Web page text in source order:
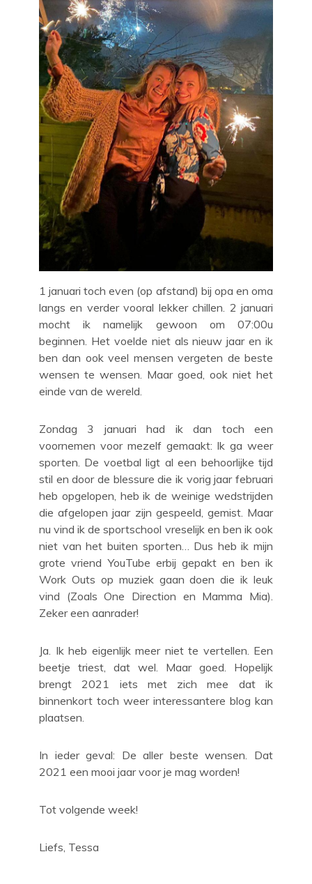
1 januari toch even (op afstand) bij opa en oma
langs en verder vooral lekker chillen. 2 januari
mocht ik namelijk gewoon om 07:00u
beginnen. Het voelde niet als nieuw jaar en ik
ben dan ook veel mensen vergeten de beste
wensen te wensen. Maar goed, ook niet het
einde van de wereld.
Zondag 3 januari had ik dan toch een
voornemen voor mezelf gemaakt: Ik ga weer
sporten. De voetbal ligt al een behoorlijke tijd
stil en door de blessure die ik vorig jaar februari
heb opgelopen, heb ik de weinige wedstrijden
die afgelopen jaar zijn gespeeld, gemist. Maar
nu vind ik de sportschool vreselijk en ben ik ook
niet van het buiten sporten… Dus heb ik mijn
grote vriend YouTube erbij gepakt en ben ik
Work Outs op muziek gaan doen die ik leuk
vind (Zoals One Direction en Mamma Mia).
Zeker een aanrader!
Ja. Ik heb eigenlijk meer niet te vertellen. Een
beetje triest, dat wel. Maar goed. Hopelijk
brengt 2021 iets met zich mee dat ik
binnenkort toch weer interessantere blog kan
plaatsen.
In ieder geval: De aller beste wensen. Dat
2021 een mooi jaar voor je mag worden!
Tot volgende week!
Liefs, Tessa